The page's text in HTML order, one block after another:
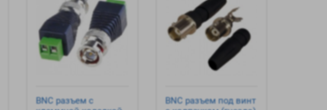
BNC разъем c
BNC разъем под винт